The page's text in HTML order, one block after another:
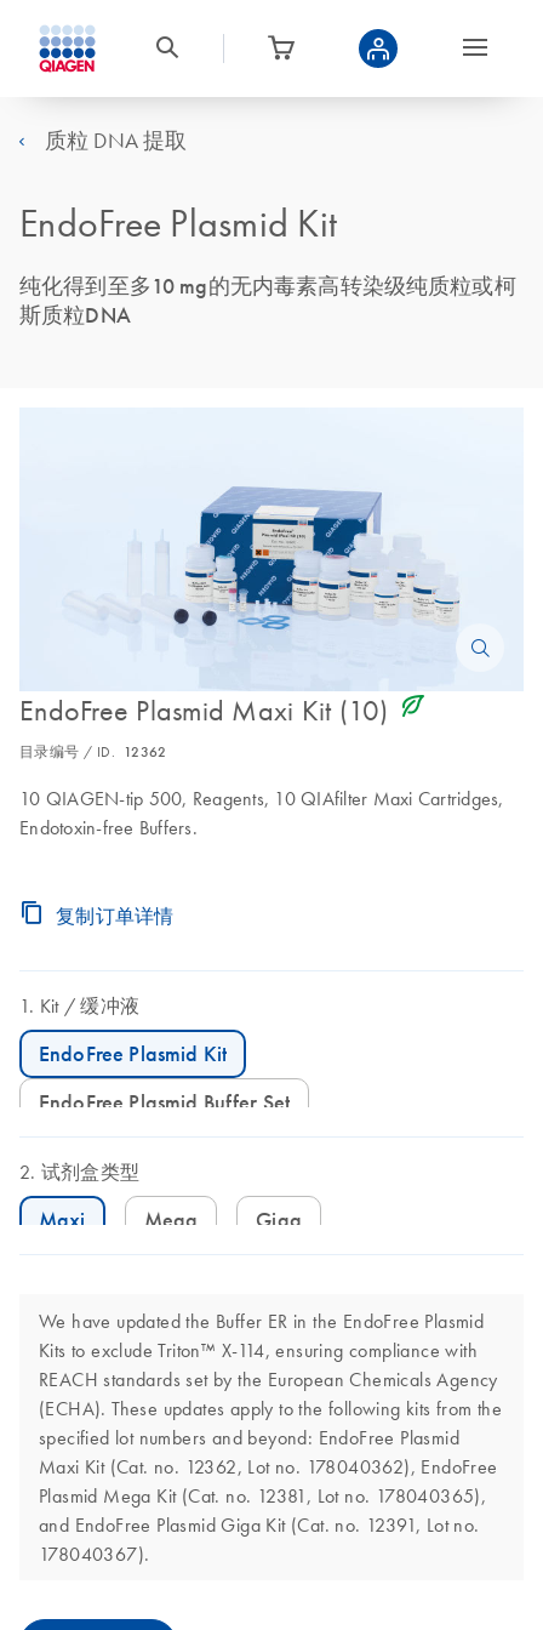
质粒 DNA 提取
EndoFree Plasmid Kit
纯化得到至多10 mg的无内毒素高转染级纯质粒或柯
斯质粒DNA
EndoFree Plasmid Maxi Kit (10) icon_0368_ls_gen_eco_friendly-s
目录编号 / ID. 12362
10 QIAGEN-tip 500, Reagents, 10 QIAfilter Maxi Cartridges,
Endotoxin-free Buffers.
复制订单详情
Kit 缓冲液
EndoFree Plasmid Kit
EndoFree Plasmid Buffer Set
试剂盒类型
Maxi Mega Giga
We have updated the Buffer ER in the EndoFree Plasmid
Kits to exclude Triton™ X-114, ensuring compliance with
REACH standards set by the European Chemicals Agency
(ECHA). These updates apply to the following kits from the
specified lot numbers and beyond: EndoFree Plasmid
Maxi Kit (Cat. no. 12362, Lot no. 178040362), EndoFree
Plasmid Mega Kit (Cat. no. 12381, Lot no. 178040365),
and EndoFree Plasmid Giga Kit (Cat. no. 12391, Lot no.
178040367).